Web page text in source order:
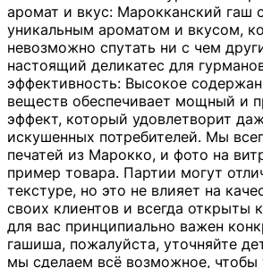
аромат и вкус: Марокканский гаш
уникальным ароматом и вкусом,
невозможно спутать ни с чем
настоящий деликатес для
эффективность: Высокое
веществ обеспечивает мощный и
эффект, который удовлетворит
искушенных потребителей. Мы
печатей из Марокко, и фото на
пример товара. Партии могут
текстуре, но это не влияет на
своих клиентов и всегда открыты
для вас принципиально важен
гашиша, пожалуйста, уточняйте
мы сделаем всё возможное, чтобы